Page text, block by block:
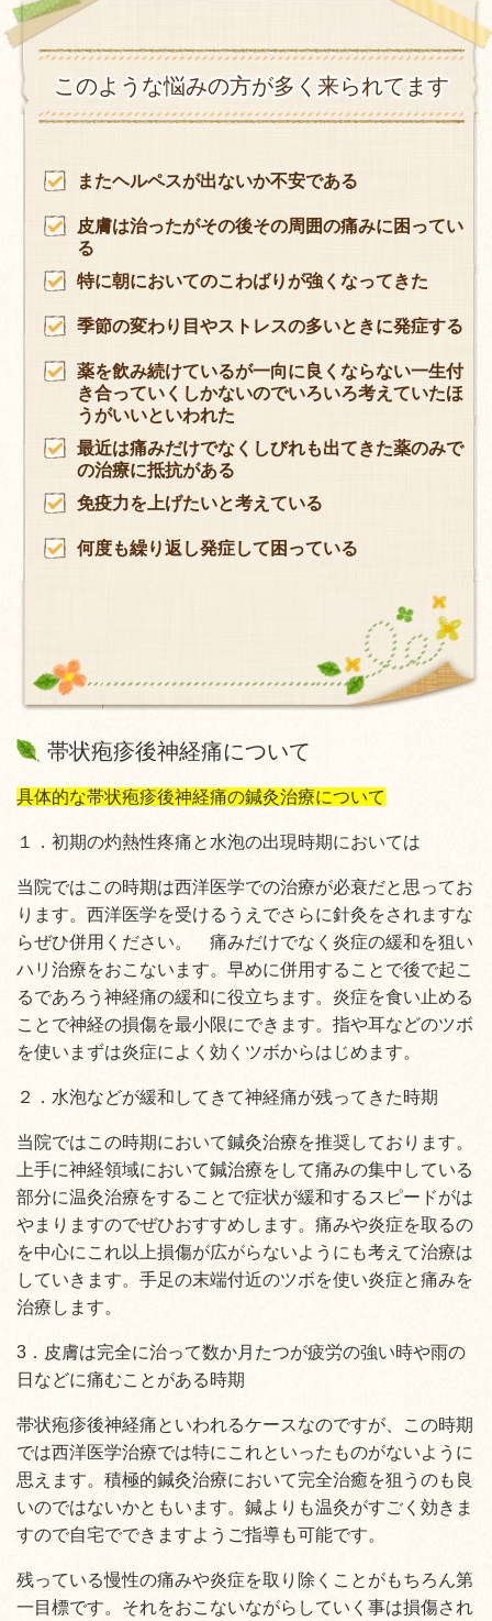
このような悩みの方が多く来られてます
またヘルペスが出ないか不安である
皮膚は治ったがその後その周囲の痛みに困ってい
る
特に朝においてのこわばりが強くなってきた
季節の変わり目やストレスの多いときに発症する
薬を飲み続けているが一向に良くならない一生付
き合っていくしかないのでいろいろ考えていたほ
うがいいといわれた
最近は痛みだけでなくしびれも出てきた薬のみで
の治療に抵抗がある
免疫力を上げたいと考えている
何度も繰り返し発症して困っている
帯状疱疹後神経痛について
具体的な帯状疱疹後神経痛の鍼灸治療について
１．初期の灼熱性疼痛と水泡の出現時期においては
当院ではこの時期は西洋医学での治療が必衰だと思ってお
ります。西洋医学を受けるうえでさらに針灸をされますな
らぜひ併用ください。 痛みだけでなく炎症の緩和を狙い
ハリ治療をおこないます。早めに併用することで後で起こ
るであろう神経痛の緩和に役立ちます。炎症を食い止める
ことで神経の損傷を最小限にできます。指や耳などのツボ
を使いまずは炎症によく効くツボからはじめます。
２．水泡などが緩和してきて神経痛が残ってきた時期
当院ではこの時期において鍼灸治療を推奨しております。
上手に神経領域において鍼治療をして痛みの集中している
部分に温灸治療をすることで症状が緩和するスピードがは
やまりますのでぜひおすすめします。痛みや炎症を取るの
を中心にこれ以上損傷が広がらないようにも考えて治療は
していきます。手足の末端付近のツボを使い炎症と痛みを
治療します。
3．皮膚は完全に治って数か月たつが疲労の強い時や雨の
日などに痛むことがある時期
帯状疱疹後神経痛といわれるケースなのですが、この時期
では西洋医学治療では特にこれといったものがないように
思えます。積極的鍼灸治療において完全治癒を狙うのも良
いのではないかともいます。鍼よりも温灸がすごく効きま
すので自宅でできますようご指導も可能です。
残っている慢性の痛みや炎症を取り除くことがもちろん第
一目標です。それをおこないながらしていく事は損傷され